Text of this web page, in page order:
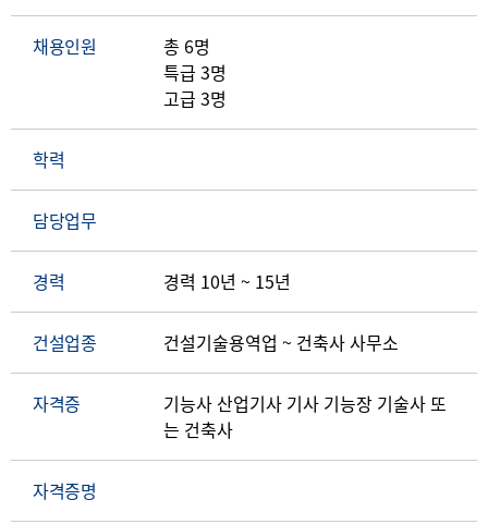
채용인원
총 6명
특급 3명
고급 3명
학력
담당업무
경력 경력 10년 ~ 15년
건설업종 건설기술용역업 ~ 건축사 사무소
자격증
기능사 산업기사 기사 기능장 기술사 또
는 건축사
자격증명